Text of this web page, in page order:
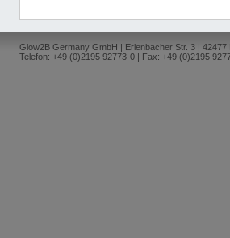
Glow2B Germany GmbH | Erlenbacher Str. 3 |
Telefon: +49 (0)2195 92773-0 | Fax: +49 (0)2195